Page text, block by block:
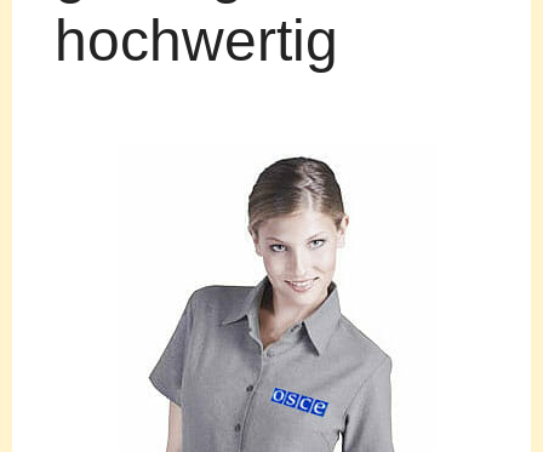
hochwertig